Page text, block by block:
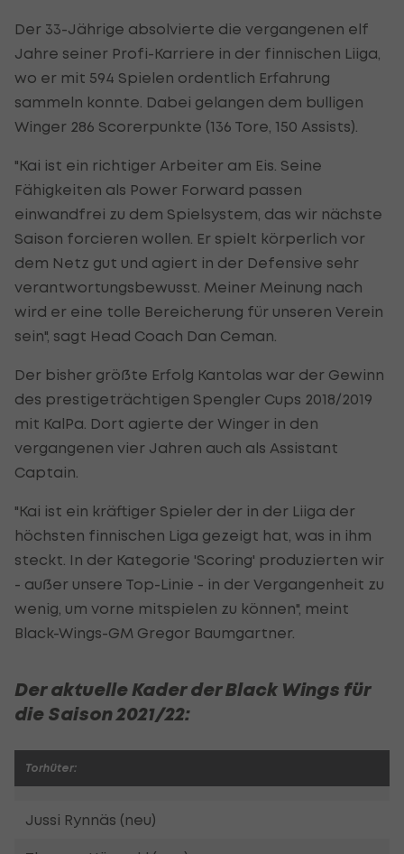
Der 33-Jährige absolvierte die vergangenen elf
Jahre seiner Profi-Karriere in der finnischen Liiga,
wo er mit 594 Spielen ordentlich Erfahrung
sammeln konnte. Dabei gelangen dem bulligen
Winger 286 Scorerpunkte (136 Tore, 150 Assists).
"Kai ist ein richtiger Arbeiter am Eis. Seine
Fähigkeiten als Power Forward passen
einwandfrei zu dem Spielsystem, das wir nächste
Saison forcieren wollen. Er spielt körperlich vor
dem Netz gut und agiert in der Defensive sehr
verantwortungsbewusst. Meiner Meinung nach
wird er eine tolle Bereicherung für unseren Verein
sein", sagt Head Coach Dan Ceman.
Der bisher größte Erfolg Kantolas war der Gewinn
des prestigeträchtigen Spengler Cups 2018/2019
mit KalPa. Dort agierte der Winger in den
vergangenen vier Jahren auch als Assistant
Captain.
"Kai ist ein kräftiger Spieler der in der Liiga der
höchsten finnischen Liga gezeigt hat, was in ihm
steckt. In der Kategorie 'Scoring' produzierten wir
- außer unsere Top-Linie - in der Vergangenheit zu
wenig, um vorne mitspielen zu können", meint
Black-Wings-GM Gregor Baumgartner.
Der aktuelle Kader der Black Wings für
die Saison 2021/22:
Torhüter:
Jussi Rynnäs (neu)